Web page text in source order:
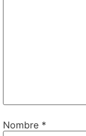
Nombre *